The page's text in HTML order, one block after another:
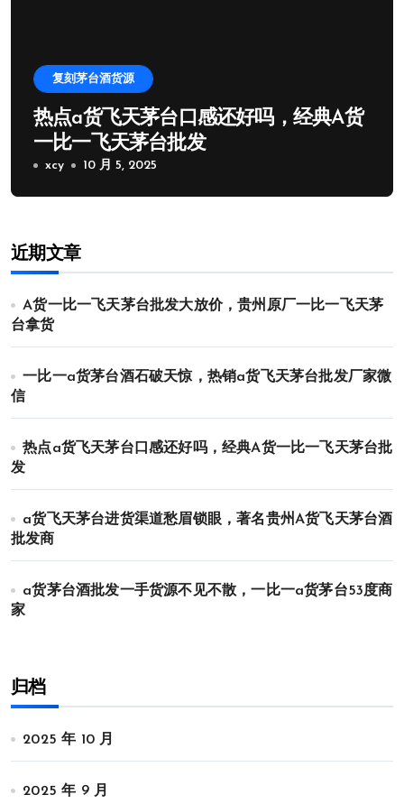
复刻茅台酒货源
热点a货飞天茅台口感还好吗，经典A货
一比一飞天茅台批发
xcy 10 月 5, 2025
近期文章
A货一比一飞天茅台批发大放价，贵州原厂一比一飞天茅
台拿货
一比一a货茅台酒石破天惊，热销a货飞天茅台批发厂家微
信
热点a货飞天茅台口感还好吗，经典A货一比一飞天茅台批
发
a货飞天茅台进货渠道愁眉锁眼，著名贵州A货飞天茅台酒
批发商
a货茅台酒批发一手货源不见不散，一比一a货茅台53度商
家
归档
2025 年 10 月
2025 年 9 月